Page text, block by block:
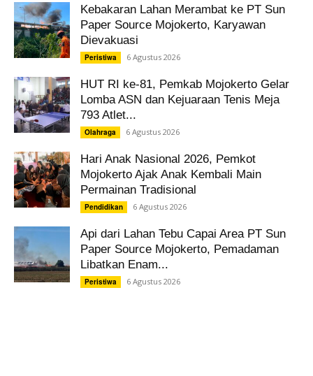
Kebakaran Lahan Merambat ke PT Sun
Paper Source Mojokerto, Karyawan
Dievakuasi
Peristiwa 6 Agustus 2026
HUT RI ke-81, Pemkab Mojokerto Gelar
Lomba ASN dan Kejuaraan Tenis Meja
793 Atlet...
Olahraga 6 Agustus 2026
Hari Anak Nasional 2026, Pemkot
Mojokerto Ajak Anak Kembali Main
Permainan Tradisional
Pendidikan 6 Agustus 2026
Api dari Lahan Tebu Capai Area PT Sun
Paper Source Mojokerto, Pemadaman
Libatkan Enam...
Peristiwa 6 Agustus 2026